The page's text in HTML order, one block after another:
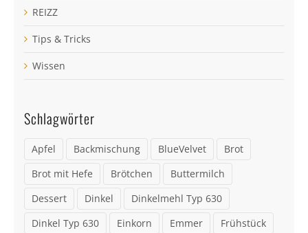
REIZZ
Tips & Tricks
Wissen
Schlagwörter
Apfel Backmischung BlueVelvet
Brot
Brot mit Hefe
Brötchen
Buttermilch
Dessert
Dinkel
Dinkelmehl Typ 630
Dinkel Typ 630
Einkorn Emmer
Frühstück